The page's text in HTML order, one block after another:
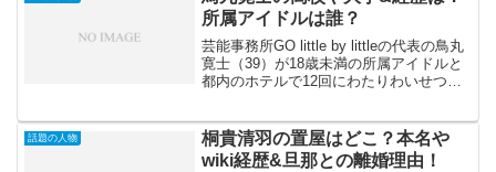
所属アイドルは誰？
芸能事務所GO little by littleの代表の鳥丸
寛士（39）が18歳未満の所属アイドルと
都内のホテルで12回にわたりわいせつな
丸寛士...
話題の人物
桐貴清羽の置屋はどこ？本名や
wiki経歴&旦那との離婚理由！